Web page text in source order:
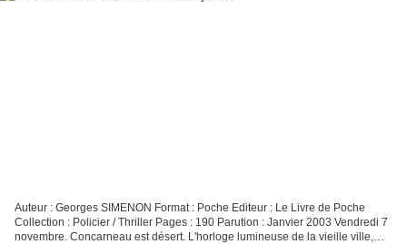
Auteur : Georges SIMENON Format : Poche Editeur : Le Livre de Poche
Collection : Policier / Thriller Pages : 190 Parution : Janvier 2003 Vendredi 7
novembre. Concarneau est désert. L'horloge lumineuse de la vieille ville,